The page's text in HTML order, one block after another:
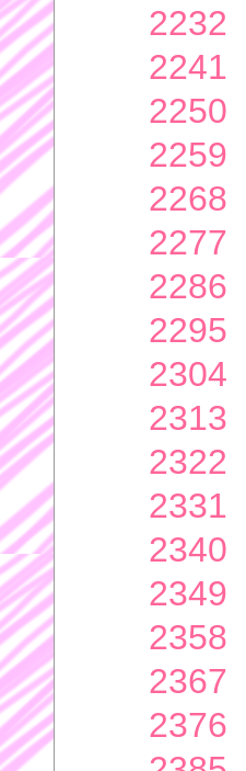
2232
2241
2250
2259
2268
2277
2286
2295
2304
2313
2322
2331
2340
2349
2358
2367
2376